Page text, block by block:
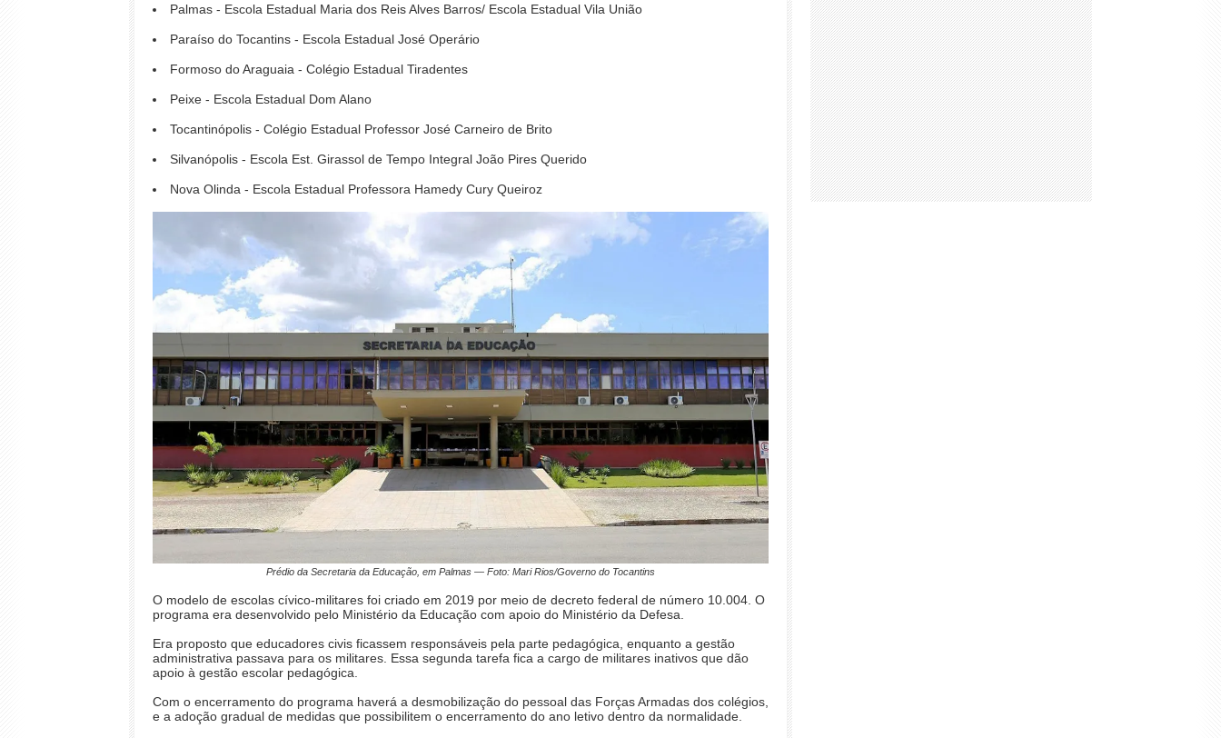
Palmas - Escola Estadual Maria dos Reis Alves Barros/ Escola Estadual Vila União
Paraíso do Tocantins - Escola Estadual José Operário
Formoso do Araguaia - Colégio Estadual Tiradentes
Peixe - Escola Estadual Dom Alano
Tocantinópolis - Colégio Estadual Professor José Carneiro de Brito
Silvanópolis - Escola Est. Girassol de Tempo Integral João Pires Querido
Nova Olinda - Escola Estadual Professora Hamedy Cury Queiroz
Prédio da Secretaria da Educação, em Palmas — Foto: Mari Rios/Governo do Tocantins
O modelo de escolas cívico-militares foi criado em 2019 por meio de decreto federal de número 10.004. O
programa era desenvolvido pelo Ministério da Educação com apoio do Ministério da Defesa.
Era proposto que educadores civis ficassem responsáveis pela parte pedagógica, enquanto a gestão
administrativa passava para os militares. Essa segunda tarefa fica a cargo de militares inativos que dão
apoio à gestão escolar pedagógica.
Com o encerramento do programa haverá a desmobilização do pessoal das Forças Armadas dos colégios,
e a adoção gradual de medidas que possibilitem o encerramento do ano letivo dentro da normalidade.